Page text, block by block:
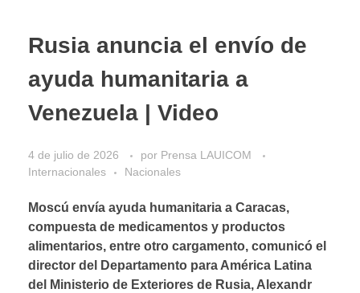
Rusia anuncia el envío de
ayuda humanitaria a
Venezuela | Video
4 de julio de 2026 por Prensa LAUICOM
Internacionales
Nacionales
Moscú envía ayuda humanitaria a Caracas,
compuesta de medicamentos y productos
alimentarios, entre otro cargamento, comunicó el
director del Departamento para América Latina
del Ministerio de Exteriores de Rusia, Alexandr